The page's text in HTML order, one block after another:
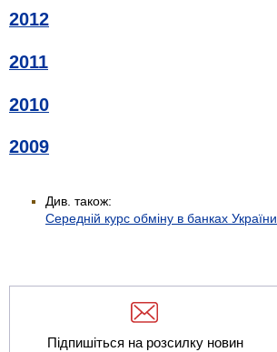
2012
2011
2010
2009
Див. також:
Середній курс обміну в банках України
Підпишіться на розсилку новин